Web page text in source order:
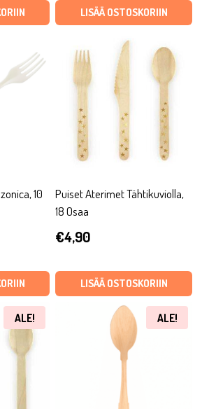
LISÄÄ OSTOSKORIIN
10
Puiset Aterimet Tähtikuviolla,
18 Osaa
€4,90
LISÄÄ OSTOSKORIIN
ALE! ALE!